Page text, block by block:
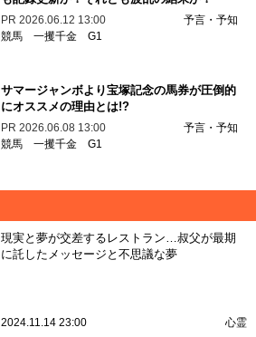
PR 2026.06.12 13:00
予言・予知
競馬 一攫千金 G1
サマージャンボより宝塚記念の馬券が圧倒的
にオススメの理由とは!?
PR 2026.06.08 13:00
予言・予知
競馬 一攫千金 G1
現実と夢が交差するレストラン…叔父が最期
に託したメッセージと不思議な夢
2024.11.14 23:00 心霊